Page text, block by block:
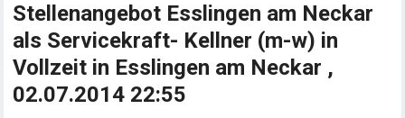
Stellenangebot Esslingen am Neckar
als Servicekraft- Kellner (m-w) in
Vollzeit in Esslingen am Neckar ,
02.07.2014 22:55